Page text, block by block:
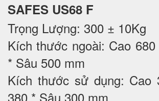
SAFES US68 F
Trọng Lượng: 300 ± 10Kg
Kích thước ngoài: Cao
* Sâu 500 mm
Kích thước sử dụng: Cao
380 * Sâu 300 mm